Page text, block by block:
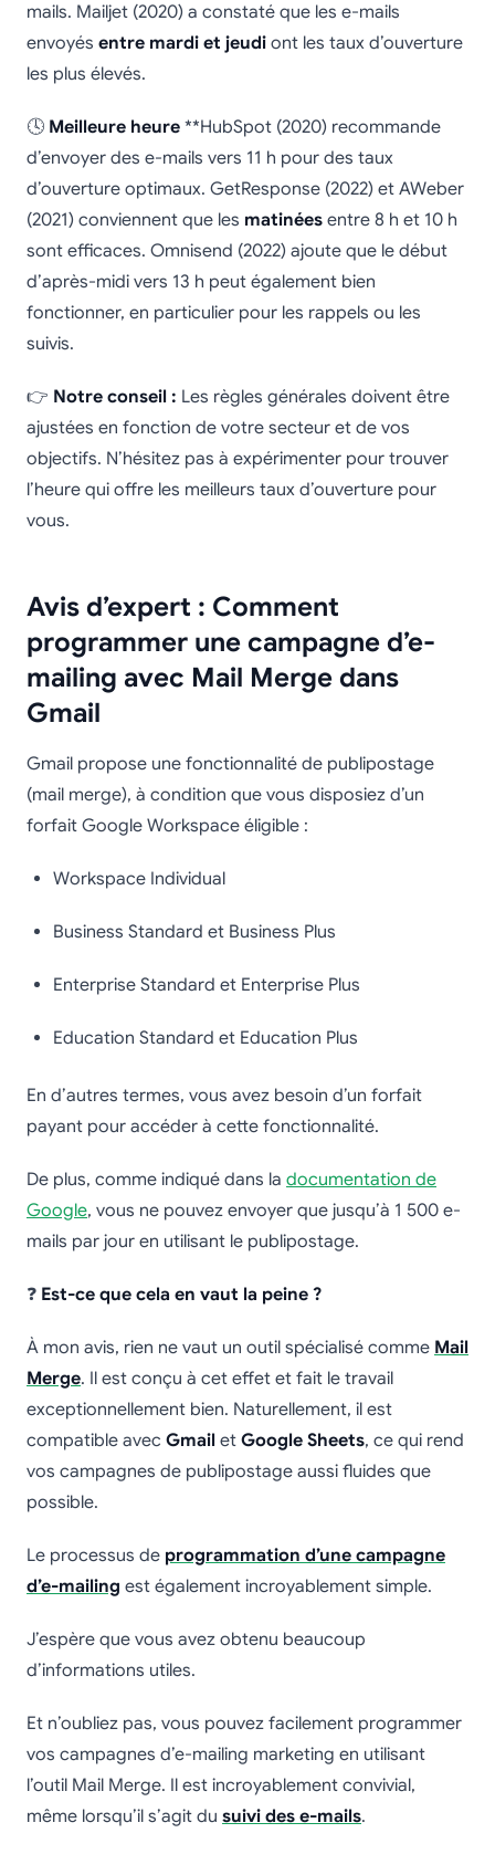
mails. Mailjet (2020) a constaté que les e-mails
envoyés entre mardi et jeudi ont les taux d’ouverture
les plus élevés.
🕓 Meilleure heure **HubSpot (2020) recommande
d’envoyer des e-mails vers 11 h pour des taux
d’ouverture optimaux. GetResponse (2022) et AWeber
(2021) conviennent que les matinées entre 8 h et 10 h
sont efficaces. Omnisend (2022) ajoute que le début
d’après-midi vers 13 h peut également bien
fonctionner, en particulier pour les rappels ou les
suivis.
👉 Notre conseil : Les règles générales doivent être
ajustées en fonction de votre secteur et de vos
objectifs. N’hésitez pas à expérimenter pour trouver
l’heure qui offre les meilleurs taux d’ouverture pour
vous.
Avis d’expert : Comment
programmer une campagne d’e-
mailing avec Mail Merge dans
Gmail
Gmail propose une fonctionnalité de publipostage
(mail merge), à condition que vous disposiez d’un
forfait Google Workspace éligible :
Workspace Individual
Business Standard et Business Plus
Enterprise Standard et Enterprise Plus
Education Standard et Education Plus
En d’autres termes, vous avez besoin d’un forfait
payant pour accéder à cette fonctionnalité.
De plus, comme indiqué dans la documentation de
Google, vous ne pouvez envoyer que jusqu’à 1 500 e-
mails par jour en utilisant le publipostage.
❓ Est-ce que cela en vaut la peine ?
À mon avis, rien ne vaut un outil spécialisé comme Mail
Merge. Il est conçu à cet effet et fait le travail
exceptionnellement bien. Naturellement, il est
compatible avec Gmail et Google Sheets, ce qui rend
vos campagnes de publipostage aussi fluides que
possible.
Le processus de programmation d’une campagne
d’e-mailing est également incroyablement simple.
J’espère que vous avez obtenu beaucoup
d’informations utiles.
Et n’oubliez pas, vous pouvez facilement programmer
vos campagnes d’e-mailing marketing en utilisant
l’outil Mail Merge. Il est incroyablement convivial,
même lorsqu’il s’agit du suivi des e-mails.